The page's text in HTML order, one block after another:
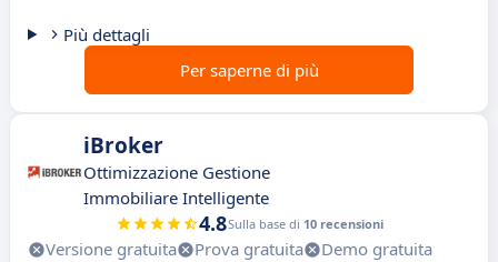
Più dettagli
Per saperne di più
iBroker
Ottimizzazione Gestione
Immobiliare Intelligente
4.8Sulla base di 10 recensioni
Versione gratuita Prova gratuita
Demo gratuita